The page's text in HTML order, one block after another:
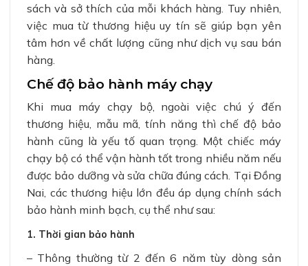
sách và sở thích của mỗi khách hàng. Tuy nhiên,
việc mua từ thương hiệu uy tín sẽ giúp bạn yên
tâm hơn về chất lượng cũng như dịch vụ sau bán
hàng.
Chế độ bảo hành máy chạy
Khi mua máy chạy bộ, ngoài việc chú ý đến
thương hiệu, mẫu mã, tính năng thì chế độ bảo
hành cũng là yếu tố quan trọng. Một chiếc máy
chạy bộ có thể vận hành tốt trong nhiều năm nếu
được bảo dưỡng và sửa chữa đúng cách. Tại Đồng
Nai, các thương hiệu lớn đều áp dụng chính sách
bảo hành minh bạch, cụ thể như sau:
1. Thời gian bảo hành
– Thông thường từ 2 đến 6 năm tùy dòng sản